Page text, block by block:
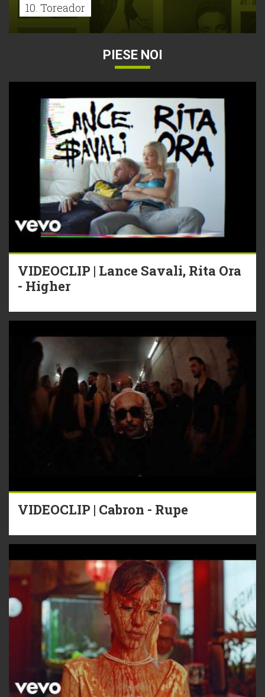
10. Toreador
PIESE NOI
VIDEOCLIP | Lance Savali, Rita Ora
- Higher
VIDEOCLIP | Cabron - Rupe